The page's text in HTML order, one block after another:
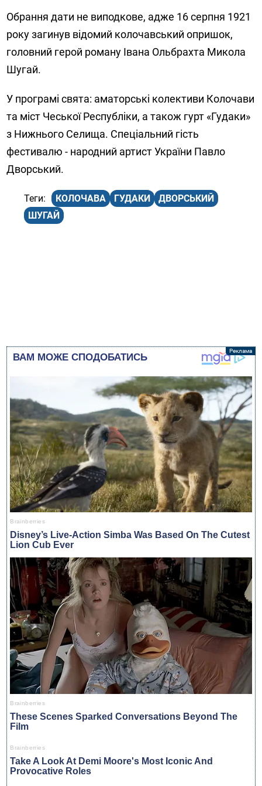
Обрання дати не виподкове, адже 16 серпня 1921
року загинув відомий колочавський опришок,
головний герой роману Івана Ольбрахта Микола
Шугай.
У програмі свята: аматорські колективи Колочави
та міст Чеської Республіки, а також гурт «Гудаки»
з Нижнього Селища. Спеціальний гість
фестивалю - народний артист України Павло
Дворський.
КОЛОЧАВА ГУДАКИ
ДВОРСЬКИЙ
ШУГАЙ